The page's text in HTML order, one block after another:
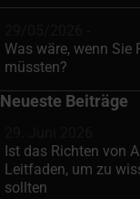
Was wäre, wenn Sie
müssten?
Neueste Beiträge
Ist das Richten von
Leitfaden, um zu
sollten